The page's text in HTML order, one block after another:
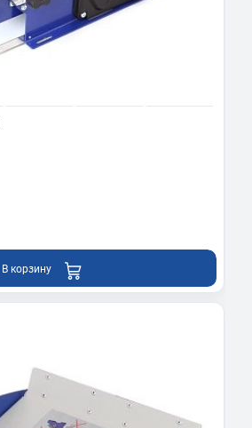
В корзину